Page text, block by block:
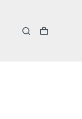
Shopping